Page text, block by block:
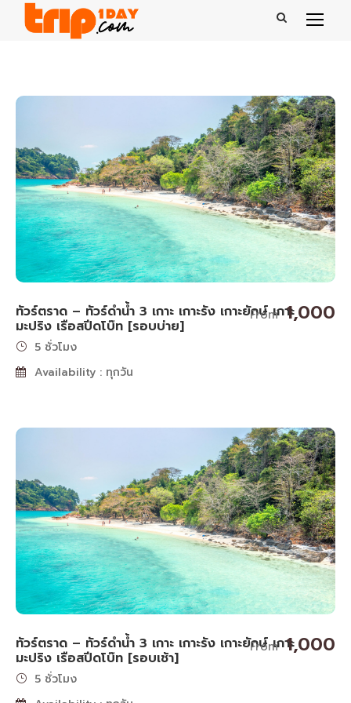
ทัวร์ตราด – ทัวร์ดำน้ำ 3 เกาะ เกาะรัง เกาะยักษ์ เกาะ
มะปริง เรือสปีดโบ๊ท [รอบบ่าย]
From 1,000
5 ชั่วโมง
Availability : ทุกวัน
ทัวร์ตราด – ทัวร์ดำน้ำ 3 เกาะ เกาะรัง เกาะยักษ์ เกาะ
มะปริง เรือสปีดโบ๊ท [รอบเช้า]
From 1,000
5 ชั่วโมง